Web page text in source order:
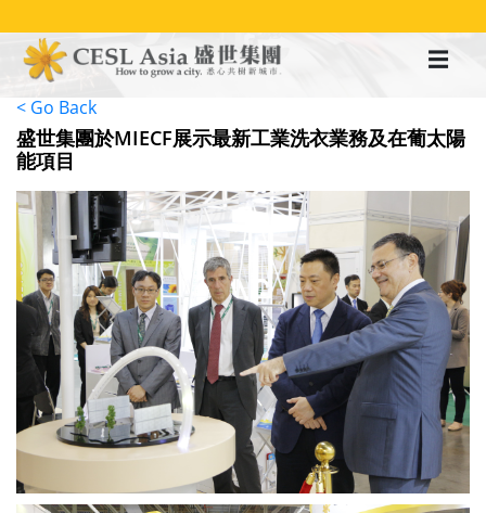
至
< Go Back
盛世集團於MIECF展示最新工業洗衣業務及在葡太陽
能項目